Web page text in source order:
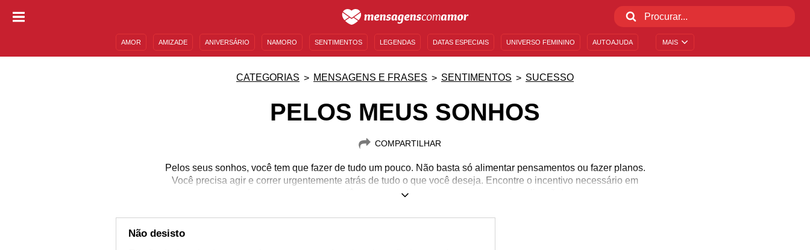
MAIS
AMOR AMIZADE ANIVERSÁRIO NAMORO SENTIMENTOS LEGENDAS DATAS ESPECIAIS UNIVERSO FEMININO AUTOAJUDA
CATEGORIAS MENSAGENS E FRASES SENTIMENTOS SUCESSO
PELOS MEUS SONHOS
COMPARTILHAR
Pelos seus sonhos, você tem que fazer de tudo um pouco. Não basta só alimentar pensamentos ou fazer planos.
Você precisa agir e correr urgentemente atrás de tudo o que você deseja. Encontre o incentivo necessário em
frases e mensagens e dê agora mesmo mais um passo rumo à realização!
Não desisto